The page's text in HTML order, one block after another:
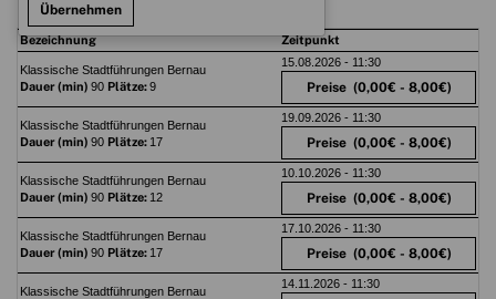
Bezeichnung Zeitpunkt
Klassische Stadtführungen Bernau
Dauer (min) 90 Plätze:9
15.08.2026 - 11:30
Preise (0,00€ - 8,00€)
Klassische Stadtführungen Bernau
Dauer (min) 90 Plätze: 17
19.09.2026 - 11:30
Preise (0,00€ - 8,00€)
Klassische Stadtführungen Bernau
Dauer (min) 90 Plätze: 12
10.10.2026 - 11:30
Preise (0,00€ - 8,00€)
Klassische Stadtführungen Bernau
Dauer (min) 90 Plätze: 17
17.10.2026 - 11:30
Preise (0,00€ - 8,00€)
Klassische Stadtführungen Bernau
14.11.2026 - 11:30
Übernehmen